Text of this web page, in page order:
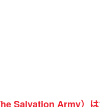
Salvation Army）